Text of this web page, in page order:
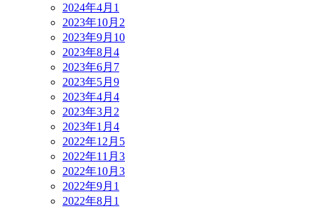
2024年4月 1
2023年10月 2
2023年9月 10
2023年8月 4
2023年6月 7
2023年5月 9
2023年4月 4
2023年3月 2
2023年1月 4
2022年12月 5
2022年11月 3
2022年10月 3
2022年9月 1
2022年8月 1